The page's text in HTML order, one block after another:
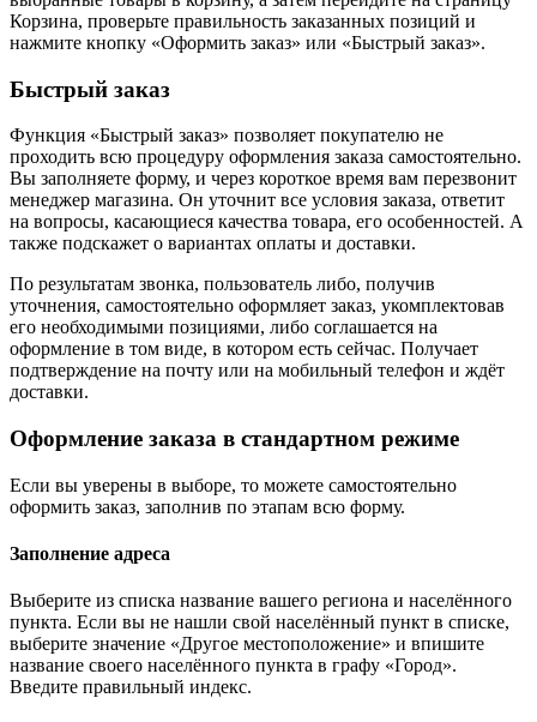
Корзина, проверьте правильность заказанных позиций и
нажмите кнопку «Оформить заказ» или «Быстрый заказ».
Быстрый заказ
Функция «Быстрый заказ» позволяет покупателю не
проходить всю процедуру оформления заказа самостоятельно.
Вы заполняете форму, и через короткое время вам перезвонит
менеджер магазина. Он уточнит все условия заказа, ответит
на вопросы, касающиеся качества товара, его особенностей. А
также подскажет о вариантах оплаты и доставки.
По результатам звонка, пользователь либо, получив
уточнения, самостоятельно оформляет заказ, укомплектовав
его необходимыми позициями, либо соглашается на
оформление в том виде, в котором есть сейчас. Получает
подтверждение на почту или на мобильный телефон и ждёт
доставки.
Оформление заказа в стандартном режиме
Если вы уверены в выборе, то можете самостоятельно
оформить заказ, заполнив по этапам всю форму.
Заполнение адреса
Выберите из списка название вашего региона и населённого
пункта. Если вы не нашли свой населённый пункт в списке,
выберите значение «Другое местоположение» и впишите
название своего населённого пункта в графу «Город».
Введите правильный индекс.